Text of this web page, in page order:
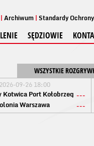
Archiwum Standardy
SĘDZIOWIE
WSZYSTKIE
09-26 18:00
Kotwica Port Kołobrzeg ---
Warszawa
---